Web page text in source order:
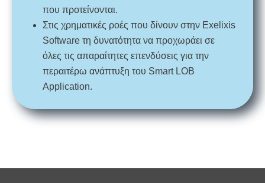
που προτείνονται.
Στις χρηματικές ροές που δίνουν στην Exelixis
Software τη δυνατότητα να προχωράει σε
όλες τις απαραίτητες επενδύσεις για την
περαιτέρω ανάπτυξη του Smart LOB
Application.